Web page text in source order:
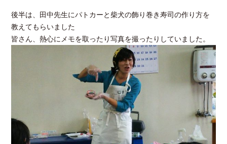
後半は、田中先生にパトカーと柴犬の飾り巻き寿司の作り方を
教えてもらいました
皆さん、熱心にメモを取ったり写真を撮ったりしていました。